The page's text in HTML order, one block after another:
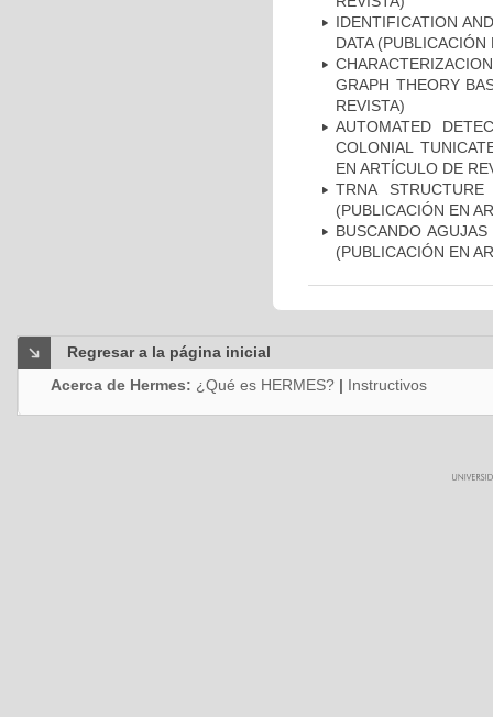
IDENTIFICATION
DATA
GRAPH THEORY
REVISTA)
AUTOMATED
COLONIAL
EN ARTÍCULO DE
TRNA
(PUBLICACIÓN EN
BUSCANDO
(PUBLICACIÓN EN
Regresar a la página inicial
Acerca de Hermes: ¿Qué es HERMES? | Instructivos